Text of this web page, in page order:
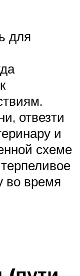
для
отвезти
и
схеме
во время